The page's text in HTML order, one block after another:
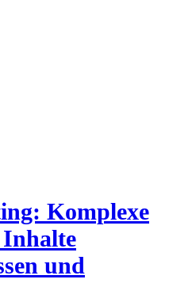
Komplexe
Inhalte
und